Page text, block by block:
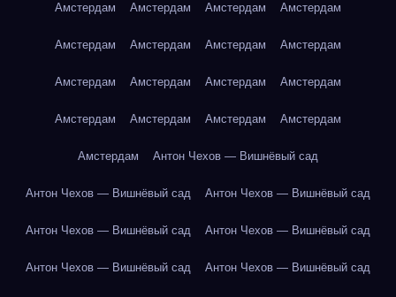
Амстердам Амстердам Амстердам Амстердам
Амстердам Амстердам Амстердам Амстердам
Амстердам Амстердам Амстердам Амстердам
Амстердам Амстердам Амстердам Амстердам
Амстердам Антон Чехов — Вишнёвый сад
Антон Чехов — Вишнёвый сад Антон Чехов — Вишнёвый сад
Антон Чехов — Вишнёвый сад Антон Чехов — Вишнёвый сад
Антон Чехов — Вишнёвый сад Антон Чехов — Вишнёвый сад